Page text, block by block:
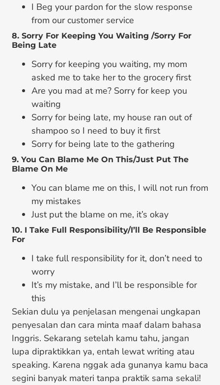
I Beg your pardon for the slow response
from our customer service
8. Sorry For Keeping You Waiting /Sorry For
Being Late
Sorry for keeping you waiting, my mom
asked me to take her to the grocery first
Are you mad at me? Sorry for keep you
waiting
Sorry for being late, my house ran out of
shampoo so I need to buy it first
Sorry for being late to the gathering
9. You Can Blame Me On This/Just Put The
Blame On Me
You can blame me on this, I will not run from
my mistakes
Just put the blame on me, it’s okay
10. I Take Full Responsibility/I’ll Be Responsible
For
I take full responsibility for it, don’t need to
worry
It’s my mistake, and I’ll be responsible for
this
Sekian dulu ya penjelasan mengenai ungkapan
penyesalan dan cara minta maaf dalam bahasa
Inggris. Sekarang setelah kamu tahu, jangan
lupa dipraktikkan ya, entah lewat writing atau
speaking. Karena nggak ada gunanya kamu baca
segini banyak materi tanpa praktik sama sekali!